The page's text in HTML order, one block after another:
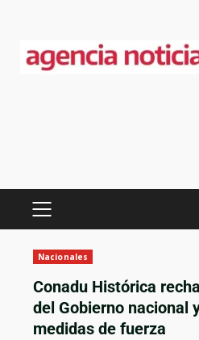
Nacionales
Conadu Histórica
del Gobierno nacional
medidas de fuerza